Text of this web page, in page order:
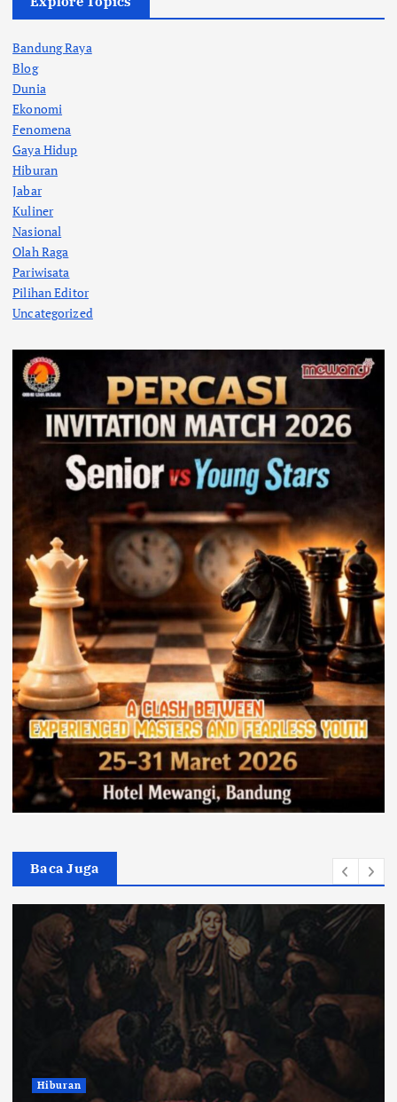
Bandung Raya
Blog
Dunia
Ekonomi
Fenomena
Gaya Hidup
Hiburan
Jabar
Kuliner
Nasional
Olah Raga
Pariwisata
Pilihan Editor
Uncategorized
Baca Juga
Bandung Raya